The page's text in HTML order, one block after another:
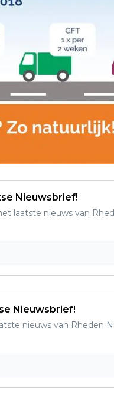
Nieuwsbrief!
laatste nieuws van
Nieuwsbrief!
nieuws van Rheden